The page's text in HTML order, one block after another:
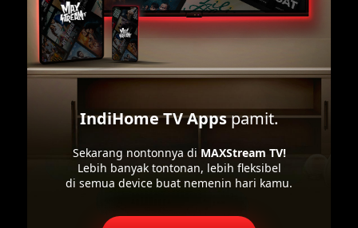
IndiHome TV Appspamit.
Sekarang nontonnya di MAXStream TV!
Lebih banyak tontonan, lebih fleksibel
di semua device buat nemenin hari kamu.